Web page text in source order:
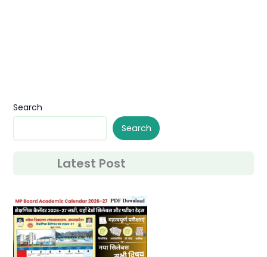
Search
Search
Latest Post